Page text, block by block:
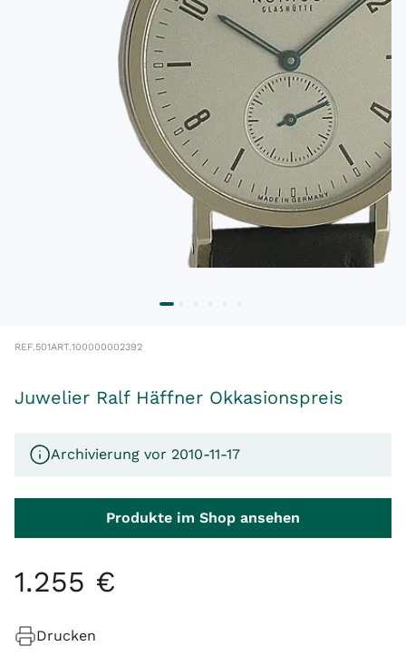
REF.501ART.100000002392
Juwelier Ralf Häffner Okkasionspreis
Archivierung vor 2010-11-17
Produkte im Shop ansehen
1.255 €
Drucken